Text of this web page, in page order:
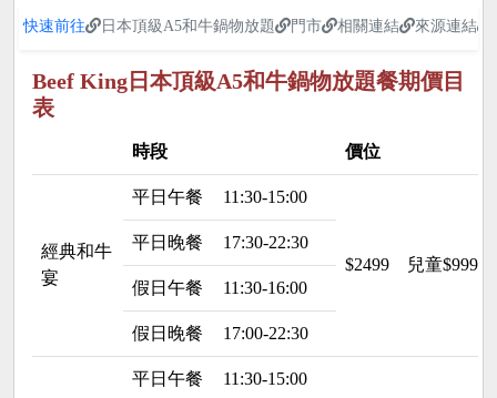
快速前往 日本頂級A5和牛鍋物放題 門市 相關連結 來源連結
Beef King日本頂級A5和牛鍋物放題餐期價目
表
時段 價位
經典和牛
宴
平日午餐 11:30-15:00
$2499 兒童$999
平日晚餐 17:30-22:30
假日午餐 11:30-16:00
假日晚餐 17:00-22:30
平日午餐 11:30-15:00